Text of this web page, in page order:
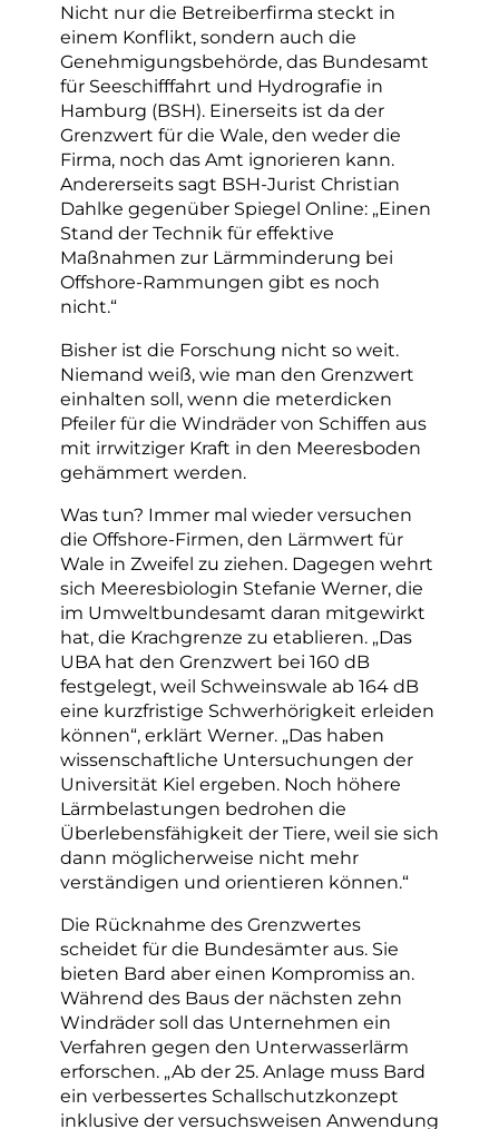
Nicht nur die Betreiberfirma steckt in
einem Konflikt, sondern auch die
Genehmigungsbehörde, das Bundesamt
für Seeschifffahrt und Hydrografie in
Hamburg (BSH). Einerseits ist da der
Grenzwert für die Wale, den weder die
Firma, noch das Amt ignorieren kann.
Andererseits sagt BSH-Jurist Christian
Dahlke gegenüber Spiegel Online: „Einen
Stand der Technik für effektive
Maßnahmen zur Lärmminderung bei
Offshore-Rammungen gibt es noch
nicht.“
Bisher ist die Forschung nicht so weit.
Niemand weiß, wie man den Grenzwert
einhalten soll, wenn die meterdicken
Pfeiler für die Windräder von Schiffen aus
mit irrwitziger Kraft in den Meeresboden
gehämmert werden.
Was tun? Immer mal wieder versuchen
die Offshore-Firmen, den Lärmwert für
Wale in Zweifel zu ziehen. Dagegen wehrt
sich Meeresbiologin Stefanie Werner, die
im Umweltbundesamt daran mitgewirkt
hat, die Krachgrenze zu etablieren. „Das
UBA hat den Grenzwert bei 160 dB
festgelegt, weil Schweinswale ab 164 dB
eine kurzfristige Schwerhörigkeit erleiden
können“, erklärt Werner. „Das haben
wissenschaftliche Untersuchungen der
Universität Kiel ergeben. Noch höhere
Lärmbelastungen bedrohen die
Überlebensfähigkeit der Tiere, weil sie sich
dann möglicherweise nicht mehr
verständigen und orientieren können.“
Die Rücknahme des Grenzwertes
scheidet für die Bundesämter aus. Sie
bieten Bard aber einen Kompromiss an.
Während des Baus der nächsten zehn
Windräder soll das Unternehmen ein
Verfahren gegen den Unterwasserlärm
erforschen. „Ab der 25. Anlage muss Bard
ein verbessertes Schallschutzkonzept
inklusive der versuchsweisen Anwendung